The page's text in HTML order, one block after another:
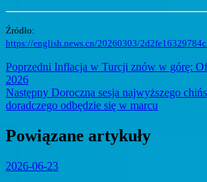
Źródło:
https://english.news.cn/20260303/
Nawigacja
wpisu
Poprzedni Previous
Inflacja w Turcji znów w górę:
2026
Następny Next
post:
Doroczna sesja najwyższego
doradczego odbędzie się w marcu
Powiązane artykuły
2026-06-23